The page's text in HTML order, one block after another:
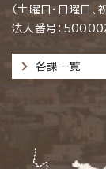
（土曜日・日曜日
法人番号：
各課一覧